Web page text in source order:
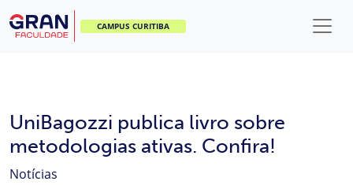
CAMPUS CURITIBA
UniBagozzi publica livro sobre
metodologias ativas. Confira!
Notícias